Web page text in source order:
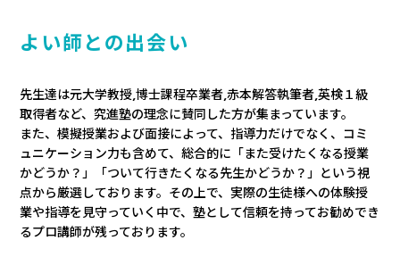
よい師との出会い
先生達は元大学教授,博士課程卒業者,赤本解答執筆者,英検１級
取得者など、究進塾の理念に賛同した方が集まっています。
また、模擬授業および面接によって、指導力だけでなく、コミ
ュニケーション力も含めて、総合的に「また受けたくなる授業
かどうか？」「ついて行きたくなる先生かどうか？」という視
点から厳選しております。その上で、実際の生徒様への体験授
業や指導を見守っていく中で、塾として信頼を持ってお勧めでき
るプロ講師が残っております。